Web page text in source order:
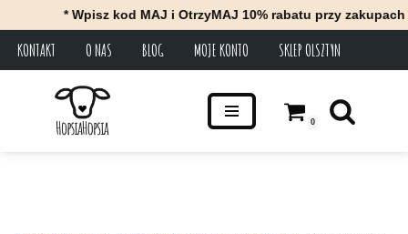
* Wpisz kod MAJ i OtrzyMAJ 10% rabatu przy zakupach
KONTAKT O NAS BLOG MOJE KONTO SKLEP OLSZTYN
0